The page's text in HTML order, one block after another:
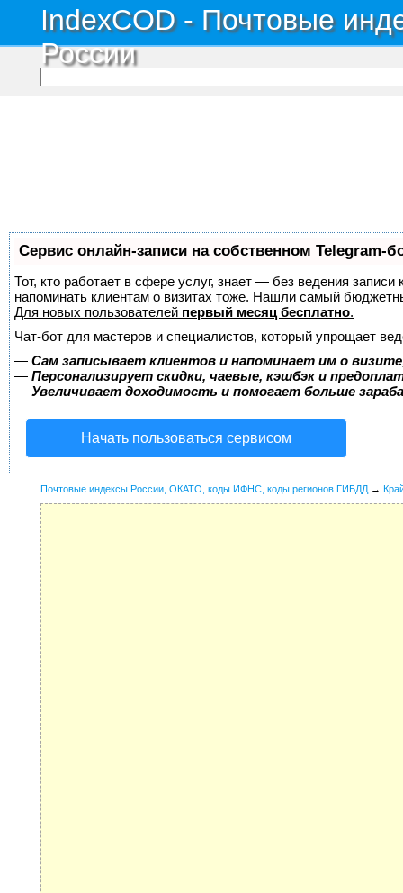
IndexCOD - Почтовые
России
Сервис онлайн-записи на собственном Telegram-
Тот, кто работает в сфере услуг, знает — без ведения
напоминать клиентам о визитах тоже. Нашли самый
Для новых пользователей первый месяц бесплатно.
Чат-бот для мастеров и специалистов, который упрощает
— Сам записывает клиентов и напоминает им о
— Персонализирует скидки, чаевые, кэшбэк и
— Увеличивает доходимость и помогает больше
Начать пользоваться сервисом
Почтовые индексы России, ОКАТО, коды ИФНС, коды регионов ГИБДД →